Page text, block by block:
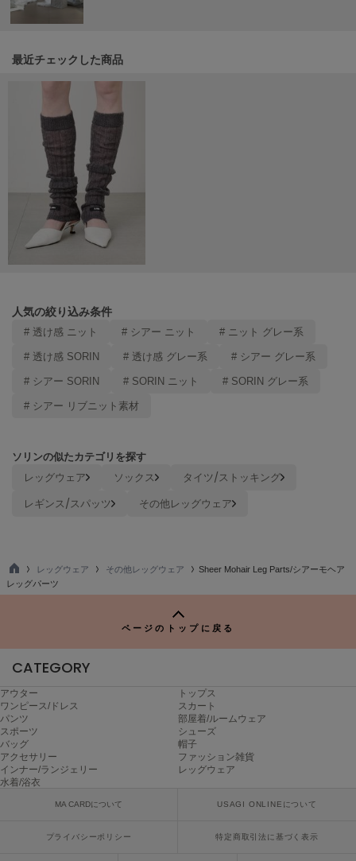
MICHU COQUETTE
MIESROHE
miies miim
ミーエスミーム
Mila Owen
ミラオーウェン
モワージュ
MUCHA
NEW Balance
ニューバランス
ネズ
NIKE
NOWNS
null.
On
オン
ORGUE
オルグ
ORR
オル
PATRICK
フィリーチョコレート
最近チェックした商品
人気の絞り込み条件
# 透け感 ニット # シアー ニット # ニット グレー系
# 透け感 SORIN # 透け感 グレー系 # シアー グレー系
# シアー SORIN # SORIN ニット # SORIN グレー系
# シアー リブニット素材
ソリンの似たカテゴリを探す
レッグウェア ソックス
タイツ/ストッキング
レギンス/スパッツ
その他レッグウェア
TO
P
レッグウェア その他レッグウェア
Sheer Mohair Leg Parts/シアーモヘア
レッグパーツ
ページのトップに戻る
CATEGORY
アウター
トップス
ワンピース/ドレス
スカート
パンツ
部屋着/ルームウェア
スポーツ
シューズ
バッグ
帽子
アクセサリー
ファッション雑貨
インナー/ランジェリー
レッグウェア
水着/浴衣
MA CARDについて USAGI ONLINEについて
プライバシーポリシー 特定商取引法に基づく表示